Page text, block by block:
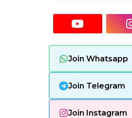
Join Whatsapp
Join Telegram
Join Instagram